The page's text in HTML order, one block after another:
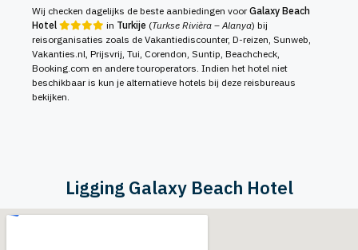
Wij checken dagelijks de beste aanbiedingen voorGalaxy Beach
Hotel
in Turkije (Turkse Rivièra – Alanya) bij
reisorganisaties zoals de Vakantiediscounter, D-reizen, Sunweb,
Vakanties.nl, Prijsvrij, Tui, Corendon, Suntip, Beachcheck,
Booking.com en andere touroperators. Indien het hotel niet
beschikbaar is kun je alternatieve hotels bij deze reisbureaus
bekijken.
Ligging Galaxy Beach Hotel